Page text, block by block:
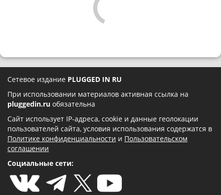
Сетевое издание PLUGGED IN RU
При использовании материалов активная ссылка на
pluggedin.ru обязательна
Сайт использует IP-адреса, cookie и данные геолокации
пользователей сайта, условия использования содержатся в
Политике конфиденциальности и Пользовательском
соглашении
Социальные сети: